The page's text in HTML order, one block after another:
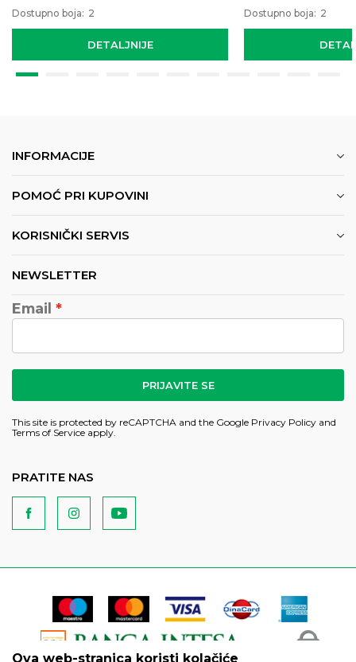
DETALJNIJE
Dostupno boja: 2 Dostupno boja: 2
INFORMACIJE
POMOĆ PRI KUPOVINI
KORISNIČKI SERVIS
NEWSLETTER
Email
PRIJAVITE SE
This site is protected by reCAPTCHA and the Google Privacy Policy and
Terms of Service apply.
PRATITE NAS
Ova web-stranica koristi kolačiće